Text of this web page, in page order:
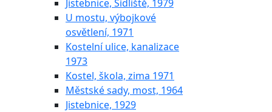
Jistebnice, Sídliště, 1979
U mostu, výbojkové
osvětlení, 1971
Kostelní ulice, kanalizace
1973
Kostel, škola, zima 1971
Městské sady, most, 1964
Jistebnice, 1929